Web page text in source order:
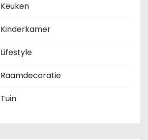
Keuken
Kinderkamer
Lifestyle
Raamdecoratie
Tuin